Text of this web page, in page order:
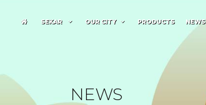
SEKAR OUR CITY PRODUCTS NEWS
NEWS